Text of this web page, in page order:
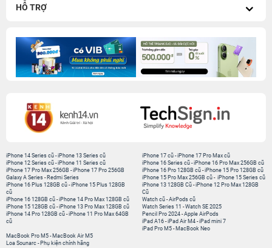
HỖ TRỢ
iPhone 14 Series cũ -iPhone 13 Series cũ
iPhone 12 Series cũ -iPhone 11 Series cũ
iPhone 17 Pro Max 256GB -iPhone 17 Pro 256GB
Galaxy A Series - Redmi Series
iPhone 17 cũ -iPhone 17 Pro Max cũ
iPhone 16 Series cũ - iPhone 16 Pro Max 256GB cũ
iPhone 16 Pro 128GB cũ -iPhone 15 Pro 128GB cũ
iPhone 15 Pro Max 256GB cũ - iPhone 15 Series cũ
iPhone 16 Plus 128GB cũ -iPhone 15 Plus 128GB
cũ
iPhone 16 128GB cũ -iPhone 14 Pro Max 128GB cũ
iPhone 15 128GB cũ -iPhone 13 Pro Max 128GB cũ
iPhone 14 Pro 128GB cũ -iPhone 11 Pro Max 64GB
cũ
iPhone 13 128GB Cũ -iPhone 12 Pro Max 128GB
Cũ
Watch cũ -AirPods cũ
Watch Series 11 -Watch SE 2025
Pencil Pro 2024 -Apple AirPods
iPad A16 -iPad Air M4 -iPad mini 7
iPad Pro M5 - MacBook Neo
MacBook Pro M5 - MacBook Air M5
Loa Sounarc - Phụ kiện chính hãng